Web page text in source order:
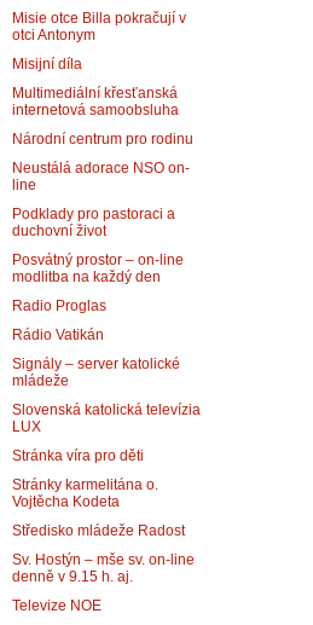
Misie otce Billa pokračují v
otci Antonym
Misijní díla
Multimediální křesťanská
internetová samoobsluha
Národní centrum pro rodinu
Neustálá adorace NSO on-
line
Podklady pro pastoraci a
duchovní život
Posvátný prostor – on-line
modlitba na každý den
Radio Proglas
Rádio Vatikán
Signály – server katolické
mládeže
Slovenská katolická televízia
LUX
Stránka víra pro děti
Stránky karmelitána o.
Vojtěcha Kodeta
Středisko mládeže Radost
Sv. Hostýn – mše sv. on-line
denně v 9.15 h. aj.
Televize NOE